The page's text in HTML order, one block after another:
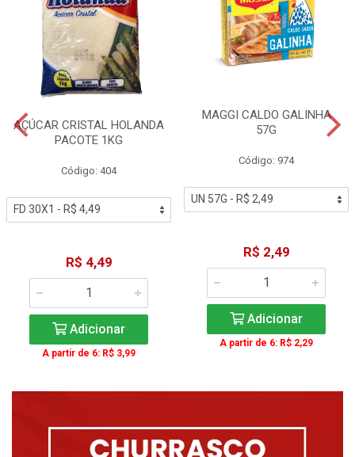
AÇÚCAR CRISTAL HOLANDA
PACOTE 1KG
Código: 404
R$ 4,49
Adicionar
A partir de 6: R$ 3,99
MAGGI CALDO GALINHA
57G
Código: 974
R$ 2,49
Adicionar
A partir de 6: R$ 2,29